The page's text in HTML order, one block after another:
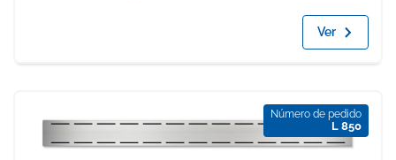
Ver
Número de pedido
L 850